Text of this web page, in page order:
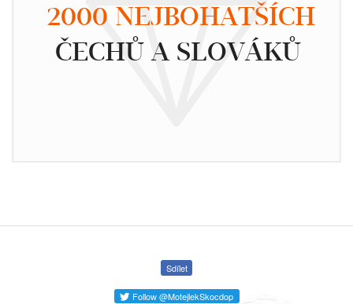
2000 NEJBOHATŠÍCH
ČECHŮ A SLOVÁKŮ
Sdílet
Follow @MotejlekSkocdop